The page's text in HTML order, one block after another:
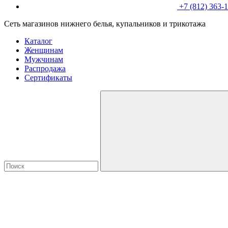
+7 (812) 363-
Сеть магазинов нижнего белья, купальников и трикотажа
Каталог
Женщинам
Мужчинам
Распродажа
Сертификаты